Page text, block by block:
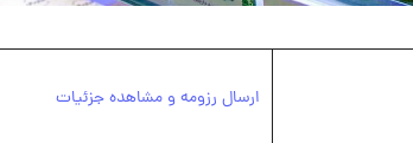
ارسال رزومه و مشاهده جزئیات